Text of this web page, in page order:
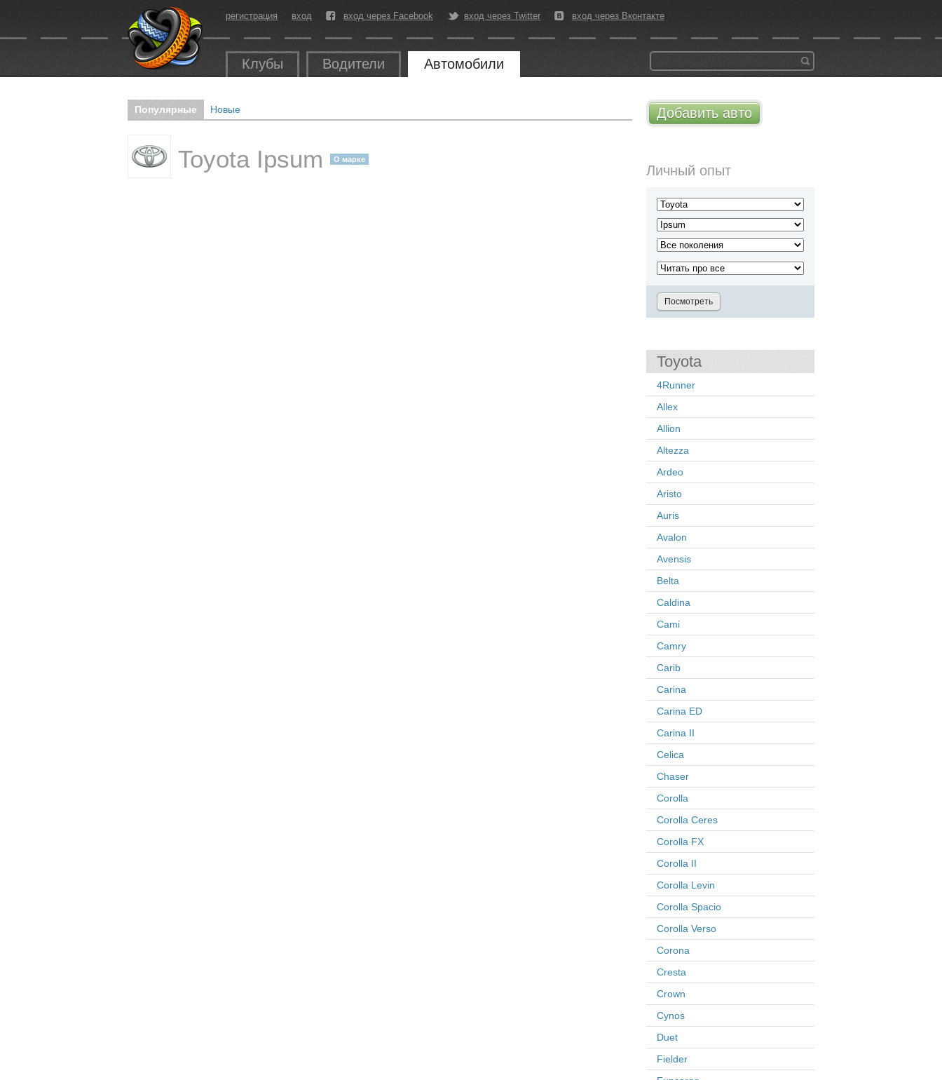
регистрация вход вход через Facebook вход через Twitter вход через Вконтакте
Клубы Водители Автомобили
Добавить авто
Личный опыт
Toyota
4Runner
Allex
Allion
Altezza
Ardeo
Aristo
Auris
Avalon
Avensis
Belta
Caldina
Cami
Camry
Carib
Carina
Carina ED
Carina II
Celica
Chaser
Corolla
Corolla Ceres
Corolla FX
Corolla II
Corolla Levin
Corolla Spacio
Corolla Verso
Corona
Cresta
Crown
Cynos
Duet
Fielder
Популярные Новые
Toyota Ipsum О марке